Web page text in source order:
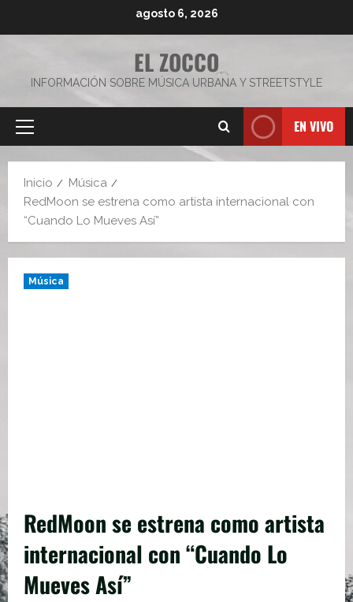
agosto 6, 2026
EL ZOCCO
INFORMACIÓN SOBRE MÚSICA URBANA Y STREETSTYLE
Menú
EN VIVO
Inicio
Música
RedMoon se estrena como artista internacional con
“Cuando Lo Mueves Así”
Música
RedMoon se estrena como artista
internacional con “Cuando Lo
Mueves Así”